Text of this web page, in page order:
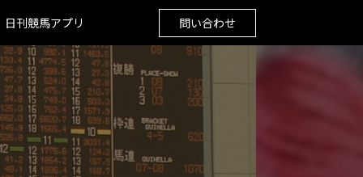
日刊競馬アプリ 問い合わせ